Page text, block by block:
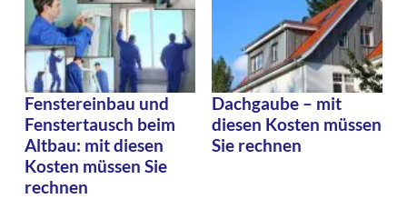
Fenstereinbau und
Fenstertausch beim
Altbau: mit diesen
Kosten müssen Sie
rechnen
Dachgaube – mit
diesen Kosten müssen
Sie rechnen